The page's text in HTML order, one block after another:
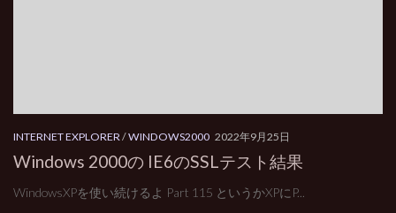
INTERNET EXPLORER /WINDOWS2000 2022年9月25日
Windows 2000の IE6のSSLテスト結果
WindowsXPを使い続けるよ Part 115 というかXPにP...